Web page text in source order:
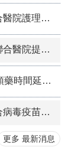
系學生獎助金
關科系學生獎助金
估候藥時間公告
115年7月1日起實施。
更多 最新消息